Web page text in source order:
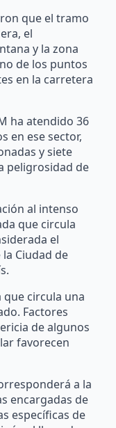
que el tramo
el
y la zona
de los puntos
en la carretera
ha atendido 36
en ese sector,
y siete
peligrosidad de
al intenso
que circula
el
Ciudad de
que circula una
Factores
de algunos
favorecen
a la
encargadas de
específicas de